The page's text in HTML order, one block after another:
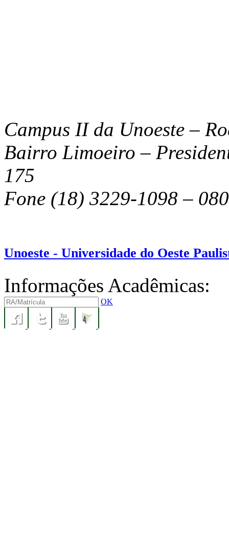
Campus II da Unoeste –
Bairro Limoeiro –
175
Fone (18) 3229-1098 –
Unoeste - Universidade do Oeste
Informações Acadêmicas:
OK